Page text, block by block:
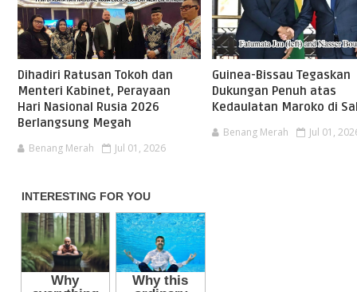
Dihadiri Ratusan Tokoh dan
Menteri Kabinet, Perayaan
Hari Nasional Rusia 2026
Berlangsung Megah
Benang Merah Jul 01, 2026
Guinea-Bissau Tegaskan
Dukungan Penuh atas
Kedaulatan Maroko di
Benang Merah Jul 01,